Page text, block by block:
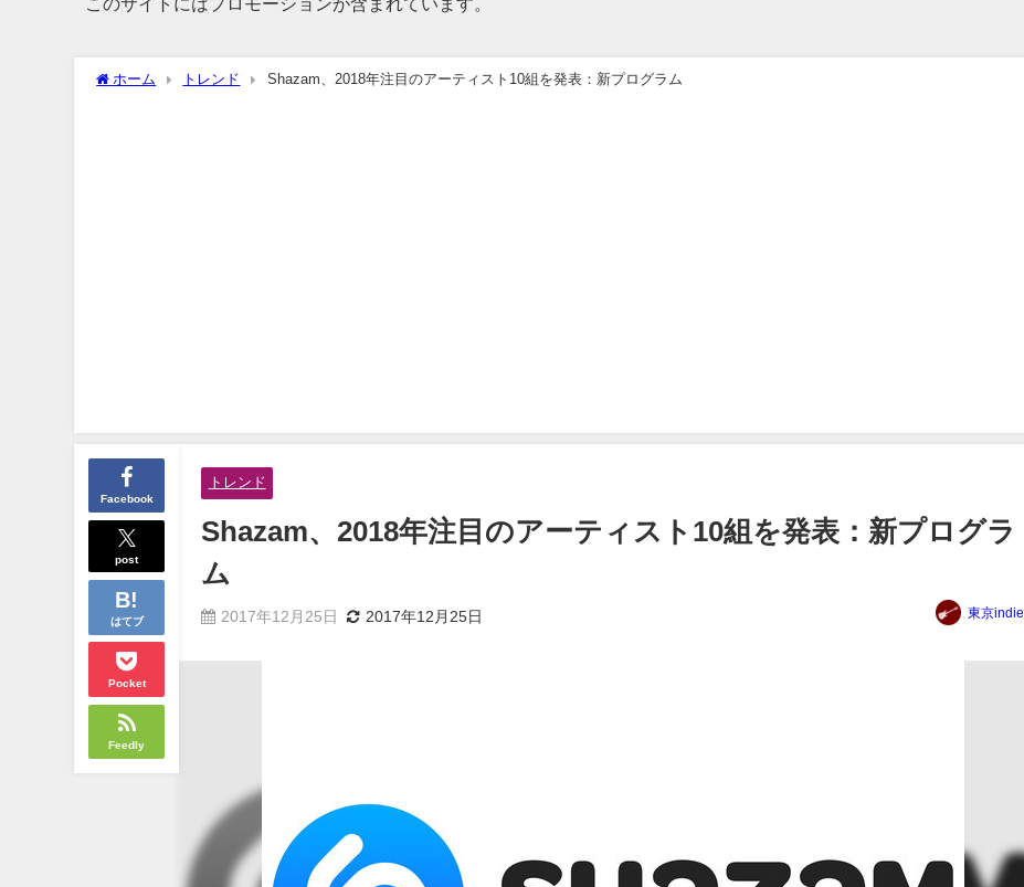
ホーム トレンド Shazam、2018年注目のアーティスト10組を発表：新プログラム
Facebook
post
はてブ
Pocket
Feedly
トレンド
Shazam、2018年注目のアーティスト10組を発表：新プログラ
ム
2017年12月25日 2017年12月25日 東京indie